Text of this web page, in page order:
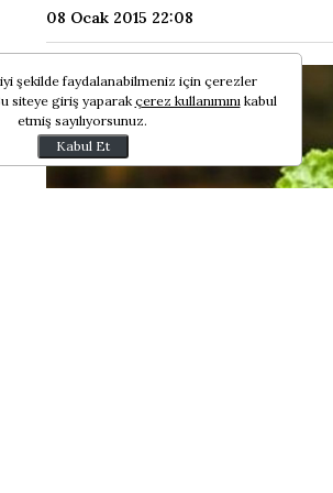
08 Ocak 2015 22:08
şekilde faydalanabilmeniz için çerezler
siteye giriş yaparakçerez kullanımınıkabul
etmiş sayılıyorsunuz.
Kabul Et